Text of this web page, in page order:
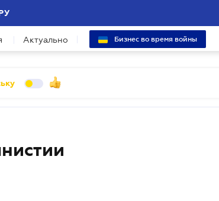
Актуально Бизнес во время войны